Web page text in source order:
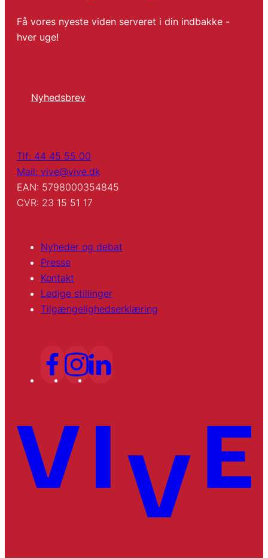
Få vores nyeste viden serveret i din indbakke -
hver uge!
Nyhedsbrev
Tlf: 44 45 55 00
Mail: vive@vive.dk
EAN: 5798000354845
CVR: 23 15 51 17
Nyheder og debat
Presse
Kontakt
Ledige stillinger
Tilgængelighedserklæring